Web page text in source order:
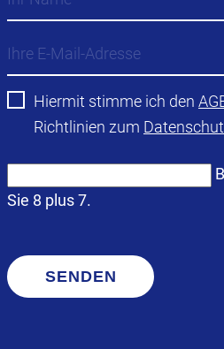
Hiermit stimme ich den
Richtlinien zum
Sie 8 plus 7.
SENDEN